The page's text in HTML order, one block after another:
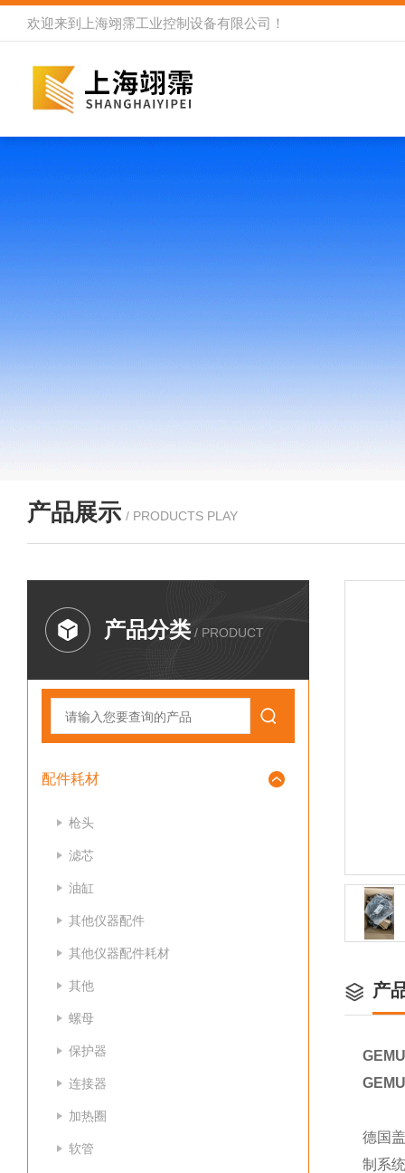
欢迎来到 上海翊霈工业控制设备有限公司 ！
产品展示 / PRODUCTS PLAY
产品分类 / PRODUCT
配件耗材
枪头
滤芯
油缸
其他仪器配件
其他仪器配件耗材
其他
螺母
保护器
连接器
加热圈
软管
产
德国
制系